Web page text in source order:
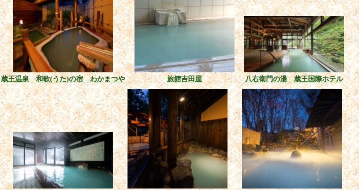
蔵王温泉 和歌(うた)の宿 わかまつや 旅館吉田屋 八右衛門の湯 蔵王国際ホテル